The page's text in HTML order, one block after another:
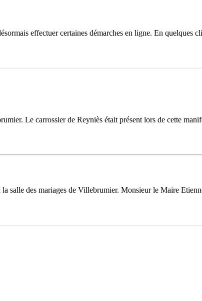
effectuer certaines démarches en ligne. En quelques
Le carrossier de Reyniès était présent lors de cette
salle des mariages de Villebrumier. Monsieur le Maire